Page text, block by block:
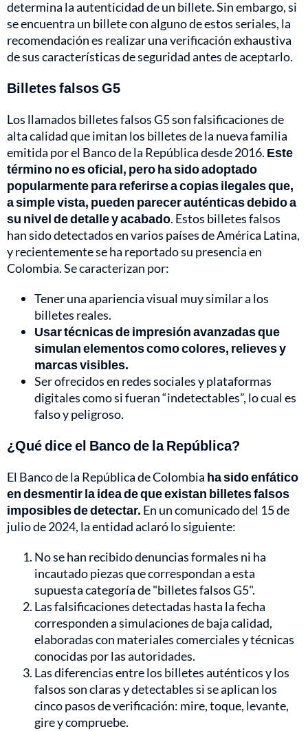
determina la autenticidad de un billete. Sin embargo, si
se encuentra un billete con alguno de estos seriales, la
recomendación es realizar una verificación exhaustiva
de sus características de seguridad antes de aceptarlo.
Billetes falsos G5
Los llamados billetes falsos G5 son falsificaciones de
alta calidad que imitan los billetes de la nueva familia
emitida por el Banco de la República desde 2016. Este
término no es oficial, pero ha sido adoptado
popularmente para referirse a copias ilegales que,
a simple vista, pueden parecer auténticas debido a
su nivel de detalle y acabado. Estos billetes falsos
han sido detectados en varios países de América Latina,
y recientemente se ha reportado su presencia en
Colombia. Se caracterizan por:
Tener una apariencia visual muy similar a los
billetes reales.
Usar técnicas de impresión avanzadas que
simulan elementos como colores, relieves y
marcas visibles.
Ser ofrecidos en redes sociales y plataformas
digitales como si fueran “indetectables”, lo cual es
falso y peligroso.
¿Qué dice el Banco de la República?
El Banco de la República de Colombia ha sido enfático
en desmentir la idea de que existan billetes falsos
imposibles de detectar. En un comunicado del 15 de
julio de 2024, la entidad aclaró lo siguiente:
No se han recibido denuncias formales ni ha
incautado piezas que correspondan a esta
supuesta categoría de "billetes falsos G5".
Las falsificaciones detectadas hasta la fecha
corresponden a simulaciones de baja calidad,
elaboradas con materiales comerciales y técnicas
conocidas por las autoridades.
Las diferencias entre los billetes auténticos y los
falsos son claras y detectables si se aplican los
cinco pasos de verificación: mire, toque, levante,
gire y compruebe.